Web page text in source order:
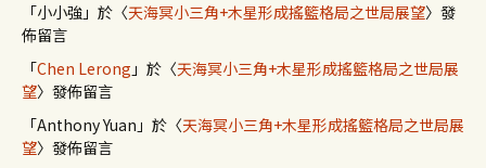
「小小強 」於〈天海冥小三角+木星形成搖籃格局之世局展望〉發
佈留言
「Chen Lerong 」於〈天海冥小三角+木星形成搖籃格局之世局展
望〉發佈留言
「Anthony Yuan 」於〈天海冥小三角+木星形成搖籃格局之世局展
望〉發佈留言